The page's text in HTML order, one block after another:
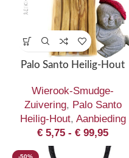
Palo Santo Heilig-Hout
Wierook-Smudge-
Zuivering, Palo Santo
Heilig-Hout, Aanbieding
€ 5,75 - € 99,95